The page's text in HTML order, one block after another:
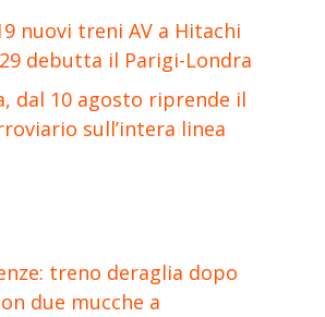
nuovi treni AV a Hitachi
debutta il Parigi-Londra
dal 10 agosto riprende il
sull’intera linea
treno deraglia dopo
due mucche a